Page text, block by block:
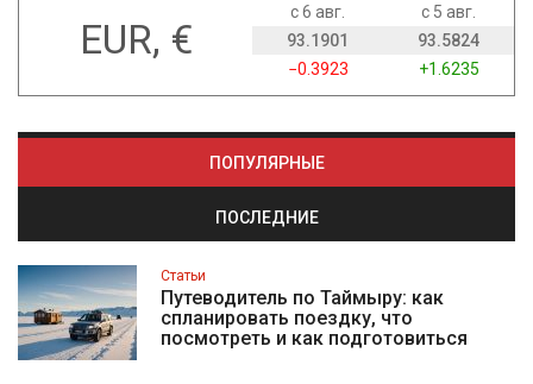
EUR, €
с 6 авг.
с 5 авг.
93.1901
93.5824
−0.3923
+1.6235
ПОПУЛЯРНЫЕ
ПОСЛЕДНИЕ
Статьи
Путеводитель по Таймыру: как
спланировать поездку, что
посмотреть и как подготовиться